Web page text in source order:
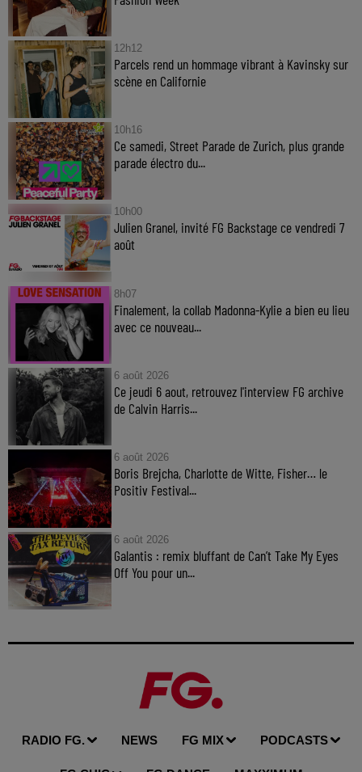
12h12
Parcels rend un hommage vibrant à Kavinsky sur
scène en Californie
10h16
Ce samedi, Street Parade de Zurich, plus grande
parade électro du...
10h00
Julien Granel, invité FG Backstage ce vendredi 7
août
8h07
Finalement, la collab Madonna-Kylie a bien eu lieu
avec ce nouveau...
6 août 2026
Ce jeudi 6 aout, retrouvez l'interview FG archive
de Calvin Harris...
6 août 2026
Boris Brejcha, Charlotte de Witte, Fisher… le
Positiv Festival...
6 août 2026
Galantis : remix bluffant de Can’t Take My Eyes
Off You pour un...
RADIO FG. NEWS FG MIX PODCASTS